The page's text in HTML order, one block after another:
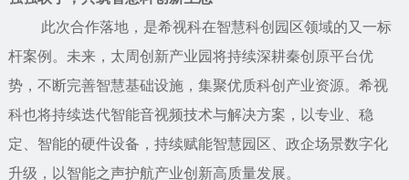
此次合作落地，是希视科在智慧科创园区领域的又一标
杆案例。未来，太周创新产业园将持续深耕秦创原平台优
势，不断完善智慧基础设施，集聚优质科创产业资源。希视
科也将持续迭代智能音视频技术与解决方案，以专业、稳
定、智能的硬件设备，持续赋能智慧园区、政企场景数字化
升级，以智能之声护航产业创新高质量发展。